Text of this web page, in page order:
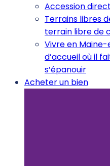
Accession
Terrains libres
terrain libre de
Vivre en
d’accueil où il
s’épanouir
Acheter un bien